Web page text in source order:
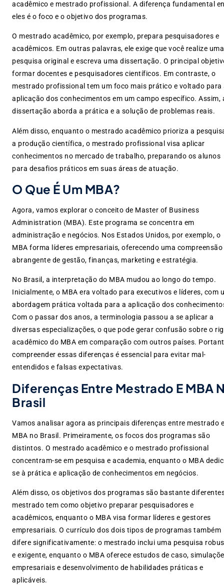
acadêmico e mestrado profissional. A diferença fundamental
eles é o foco e o objetivo dos programas.
O mestrado acadêmico, por exemplo, prepara pesquisadores e
acadêmicos. Em outras palavras, ele exige que você realize uma
pesquisa original e escreva uma dissertação. O principal
formar docentes e pesquisadores científicos. Em contraste, o
mestrado profissional tem um foco mais prático e voltado para
aplicação dos conhecimentos em um campo específico. Assim,
dissertação aborda a prática e a solução de problemas reais.
Além disso, enquanto o mestrado acadêmico prioriza a
a produção científica, o mestrado profissional visa aplicar
conhecimentos no mercado de trabalho, preparando os alunos
para desafios práticos em suas áreas de atuação.
O Que É Um MBA?
Agora, vamos explorar o conceito de Master of Business
Administration (MBA). Este programa se concentra em
administração e negócios. Nos Estados Unidos, por exemplo, o
MBA forma líderes empresariais, oferecendo uma compreensão
abrangente de gestão, finanças, marketing e estratégia.
No Brasil, a interpretação do MBA mudou ao longo do tempo.
Inicialmente, o MBA era voltado para executivos e líderes, com
abordagem prática voltada para a aplicação dos
Com o passar dos anos, a terminologia passou a se aplicar a
diversas especializações, o que pode gerar confusão sobre o
acadêmico do MBA em comparação com outros países.
compreender essas diferenças é essencial para evitar mal-
entendidos e falsas expectativas.
Diferenças Entre Mestrado E MBA
Brasil
Vamos analisar agora as principais diferenças entre mestrado e
MBA no Brasil. Primeiramente, os focos dos programas são
distintos. O mestrado acadêmico e o mestrado profissional
concentram-se em pesquisa e academia, enquanto o MBA
se à prática e aplicação de conhecimentos em negócios.
Além disso, os objetivos dos programas são bastante
mestrado tem como objetivo preparar pesquisadores e
acadêmicos, enquanto o MBA visa formar líderes e gestores
empresariais. O currículo dos dois tipos de programas também
difere significativamente: o mestrado inclui uma pesquisa
e exigente, enquanto o MBA oferece estudos de caso,
empresariais e desenvolvimento de habilidades práticas e
aplicáveis.